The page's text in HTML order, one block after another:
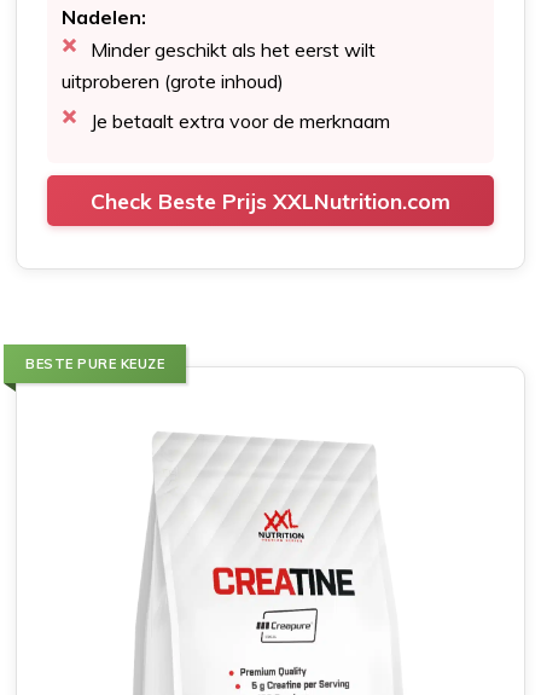
Nadelen:
Minder geschikt als het eerst wilt
uitproberen (grote inhoud)
Je betaalt extra voor de merknaam
Check Beste Prijs XXLNutrition.com
BESTE PURE KEUZE